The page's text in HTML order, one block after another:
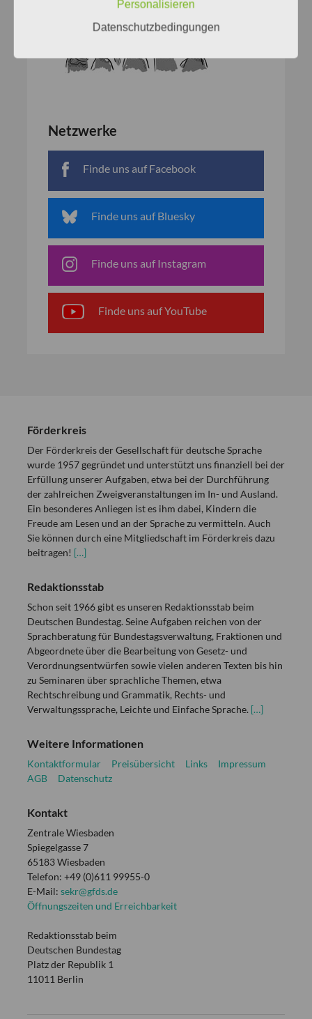
Netzwerke
Finde uns auf Facebook
Finde uns auf Bluesky
Finde uns auf Instagram
Finde uns auf YouTube
Förderkreis
Der Förderkreis der Gesellschaft für deutsche Sprache
wurde 1957 gegründet und unterstützt uns finanziell bei der
Erfüllung unserer Aufgaben, etwa bei der Durchführung
der zahlreichen Zweigveranstaltungen im In- und Ausland.
Ein besonderes Anliegen ist es ihm dabei, Kindern die
Freude am Lesen und an der Sprache zu vermitteln. Auch
Sie können durch eine Mitgliedschaft im Förderkreis dazu
beitragen! […]
Redaktionsstab
Schon seit 1966 gibt es unseren Redaktionsstab beim
Deutschen Bundestag. Seine Aufgaben reichen von der
Sprachberatung für Bundestagsverwaltung, Fraktionen und
Abgeordnete über die Bearbeitung von Gesetz- und
Verordnungsentwürfen sowie vielen anderen Texten bis hin
zu Seminaren über sprachliche Themen, etwa
Rechtschreibung und Grammatik, Rechts- und
Verwaltungssprache, Leichte und Einfache Sprache. […]
Weitere Informationen
Kontaktformular Preisübersicht Links
Impressum
AGB
Datenschutz
Kontakt
Zentrale Wiesbaden
Spiegelgasse 7
65183 Wiesbaden
Telefon: +49 (0)611 99955-0
E-Mail: sekr@gfds.de
Öffnungszeiten und Erreichbarkeit
Redaktionsstab beim
Deutschen Bundestag
Platz der Republik 1
11011 Berlin
Personalisieren
Datenschutzbedingungen